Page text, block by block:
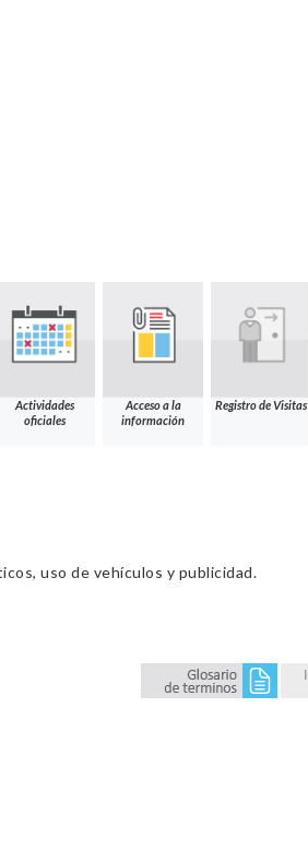
Actividades
oficiales
Acceso a la
información
Registro de Visitas
uso de vehículos y publicidad.